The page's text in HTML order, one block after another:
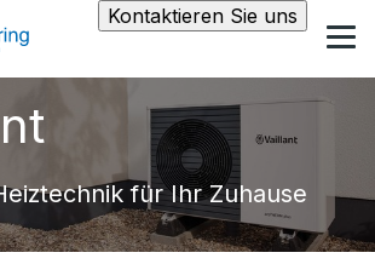
Kontaktieren Sie uns
für Ihr Zuhause